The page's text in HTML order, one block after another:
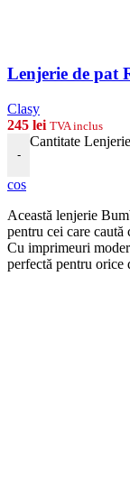
Lenjerie de pat
Clasy
245 lei TVA inclus
-
Cantitate
cos
Această lenjerie
pentru cei care caută
Cu imprimeuri
perfectă pentru